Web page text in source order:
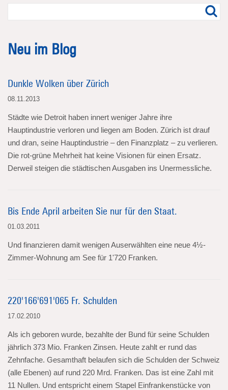
Neu im Blog
Dunkle Wolken über Zürich
08.11.2013
Städte wie Detroit haben innert weniger Jahre ihre
Hauptindustrie verloren und liegen am Boden. Zürich ist drauf
und dran, seine Hauptindustrie – den Finanzplatz – zu verlieren.
Die rot-grüne Mehrheit hat keine Visionen für einen Ersatz.
Derweil steigen die städtischen Ausgaben ins Unermessliche.
Bis Ende April arbeiten Sie nur für den Staat.
01.03.2011
Und finanzieren damit wenigen Auserwählten eine neue 4½-
Zimmer-Wohnung am See für 1'720 Franken.
220'166'691'065 Fr. Schulden
17.02.2010
Als ich geboren wurde, bezahlte der Bund für seine Schulden
jährlich 373 Mio. Franken Zinsen. Heute zahlt er rund das
Zehnfache. Gesamthaft belaufen sich die Schulden der Schweiz
(alle Ebenen) auf rund 220 Mrd. Franken. Das ist eine Zahl mit
11 Nullen. Und entspricht einem Stapel Einfrankenstücke von